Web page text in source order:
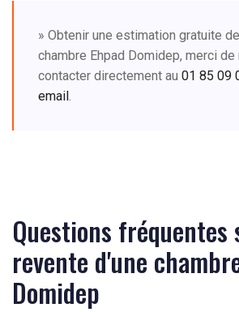
» Obtenir une estimation gratuite
chambre Ehpad Domidep, merci de
contacter directement au 01 85 09
email.
Questions fréquentes
revente d'une
Domidep